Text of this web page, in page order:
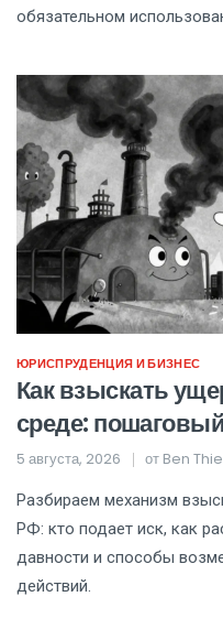
обязательном
ЮРИСПРУДЕНЦИЯ И БИЗНЕС
Как взыскать
среде:
судебная
5 августа, 2026 от Ben
Разбираем механизм
РФ: кто подает иск, как
давности и способы
действий.